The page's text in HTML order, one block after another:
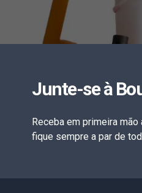
Junte-se à
Receba em primeira
fique sempre a par de